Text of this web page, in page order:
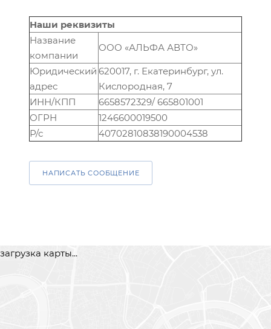
Наши реквизиты
Название
компании
ООО «АЛЬФА АВТО»
Юридический
адрес
620017, г. Екатеринбург, ул.
Кислородная, 7
ИНН/КПП
6658572329/ 665801001
ОГРН
1246600019500
Р/с
40702810838190004538
НАПИСАТЬ СООБЩЕНИЕ
загрузка карты...